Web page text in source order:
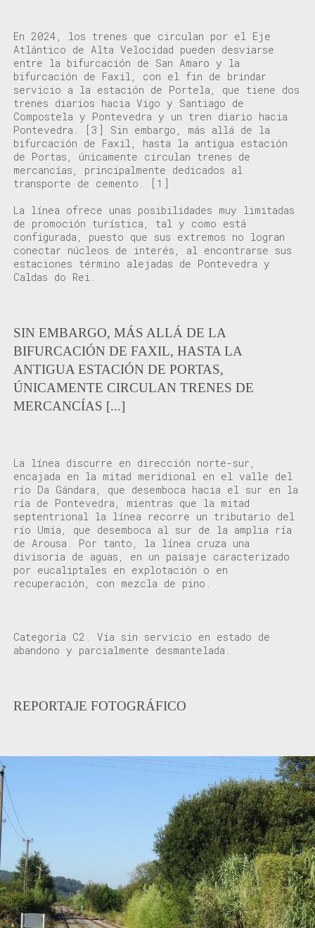
En 2024, los trenes que circulan por el Eje
Atlántico de Alta Velocidad pueden desviarse
entre la bifurcación de San Amaro y la
bifurcación de Faxil, con el fin de brindar
servicio a la estación de Portela, que tiene dos
trenes diarios hacia Vigo y Santiago de
Compostela y Pontevedra y un tren diario hacia
Pontevedra.
[3]
Sin embargo, más allá de la
bifurcación de Faxil, hasta la antigua estación
de Portas, únicamente circulan trenes de
mercancías, principalmente dedicados al
transporte de cemento.
[1]
La línea ofrece unas posibilidades muy limitadas
de promoción turística, tal y como está
configurada, puesto que sus extremos no logran
conectar núcleos de interés, al encontrarse sus
estaciones término alejadas de Pontevedra y
Caldas do Rei.
SIN EMBARGO, MÁS ALLÁ DE LA
BIFURCACIÓN DE FAXIL, HASTA LA
ANTIGUA ESTACIÓN DE PORTAS,
ÚNICAMENTE CIRCULAN TRENES DE
MERCANCÍAS [...]
La línea discurre en dirección norte-sur
encajada en la mitad meridional en el valle del
río Da Gándara , que desemboca hacia el sur en la
ría de Pontevedra, mientras que la mitad
septentrional la línea recorre un tributario del
río Umía , que desemboca al sur de la amplia ría
de Arousa. Por tanto, la línea cruza una
divisoria de aguas, en un paisaje caracterizado
por eucaliptales en explotación o en
recuperación, con mezcla de pino.
Categoría C2. Vía sin servicio en estado de
abandono y parcialmente desmantelada.
REPORTAJE FOTOGRÁFICO